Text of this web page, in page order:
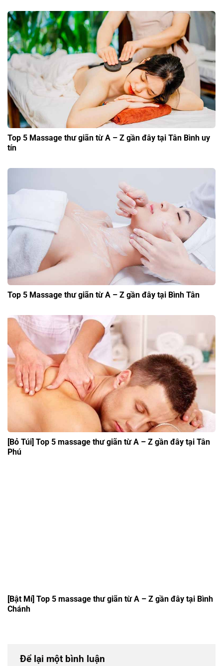
Top 5 Massage thư giãn từ A – Z gần đây tại Tân Bình uy
tín
Top 5 Massage thư giãn từ A – Z gần đây tại Bình Tân
[Bỏ Túi] Top 5 massage thư giãn từ A – Z gần đây tại Tân
Phú
[Bật Mí] Top 5 massage thư giãn từ A – Z gần đây tại Bình
Chánh
Để lại một bình luận